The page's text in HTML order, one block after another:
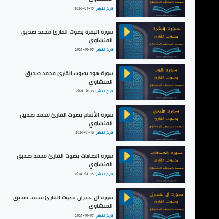
تاريخ النشر :2024-04-15
سورة البقرة بصوت القارئ محمد صديق
المنشاوي
تاريخ النشر :2024-01-05
سورة هود بصوت القارئ محمد صديق
المنشاوي
تاريخ النشر :2024-01-19
سورة الأنعام بصوت القارئ محمد صديق
المنشاوي
تاريخ النشر :2024-01-16
سورة الصافات بصوت القارئ محمد صديق
المنشاوي
تاريخ النشر :2024-04-15
سورة آل عمران بصوت القارئ محمد صديق
المنشاوي
تاريخ النشر :2024-01-07